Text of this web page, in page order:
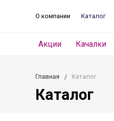
О компании Каталог
Акции Качалки
Главная Каталог
Каталог